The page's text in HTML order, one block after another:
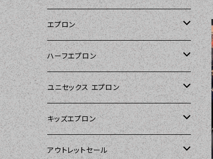
エプロン
Kitsch'n Glam（キッチングラム）
Sierra Rose（シエラローズ）
Tarantinalovers（タランティーナ ラバー
ズ）
ハーフエプロン
Sierra Rose（シエラローズ）
ユニセックス エプロン
DII（ディーアイアイ）
Sierra Rose（シエラローズ）
キッズエプロン
Sierra Rose（シエラローズ）
アウトレットセール